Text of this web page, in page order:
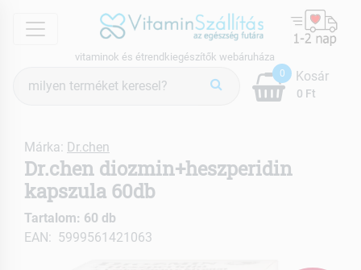
menu
vitaminok és étrendkiegészítők webáruháza
keresés
0
0 Ft
Kosár
Márka: Dr.chen
Dr.chen diozmin+heszperidin
kapszula 60db
Tartalom: 60 db
EAN: 5999561421063